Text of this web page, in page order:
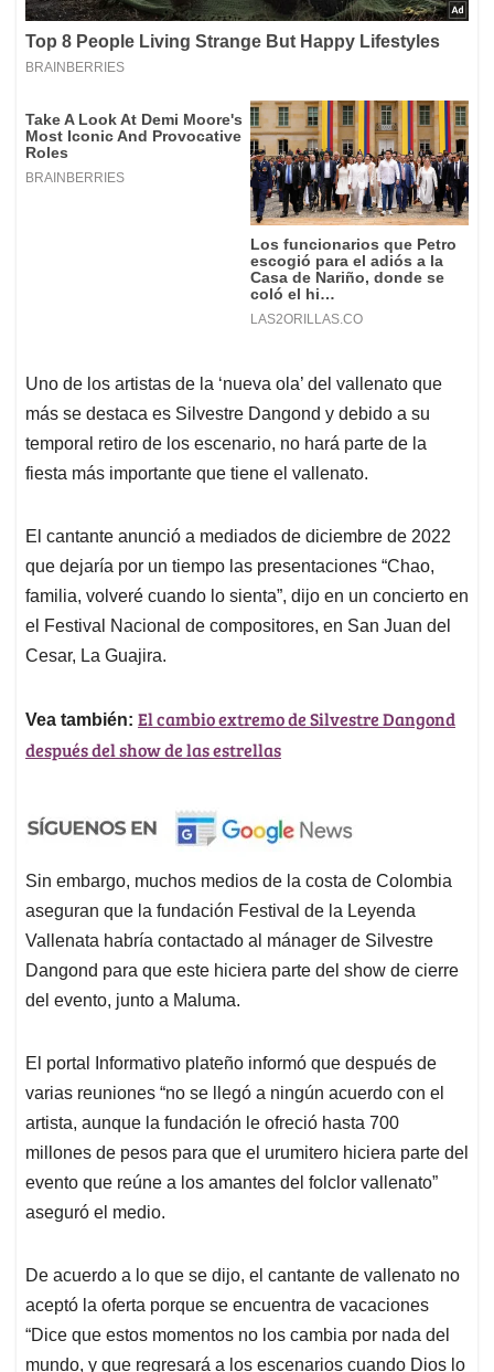
Uno de los artistas de la ‘nueva ola’ del vallenato que
más se destaca es Silvestre Dangond y debido a su
temporal retiro de los escenario, no hará parte de la
fiesta más importante que tiene el vallenato.
El cantante anunció a mediados de diciembre de 2022
que dejaría por un tiempo las presentaciones “Chao,
familia, volveré cuando lo sienta”, dijo en un concierto en
el Festival Nacional de compositores, en San Juan del
Cesar, La Guajira.
Vea también: El cambio extremo de Silvestre Dangond
después del show de las estrellas
Sin embargo, muchos medios de la costa de Colombia
aseguran que la fundación Festival de la Leyenda
Vallenata habría contactado al mánager de Silvestre
Dangond para que este hiciera parte del show de cierre
del evento, junto a Maluma.
El portal Informativo plateño informó que después de
varias reuniones “no se llegó a ningún acuerdo con el
artista, aunque la fundación le ofreció hasta 700
millones de pesos para que el urumitero hiciera parte del
evento que reúne a los amantes del folclor vallenato”
aseguró el medio.
De acuerdo a lo que se dijo, el cantante de vallenato no
aceptó la oferta porque se encuentra de vacaciones
“Dice que estos momentos no los cambia por nada del
mundo, y que regresará a los escenarios cuando Dios lo